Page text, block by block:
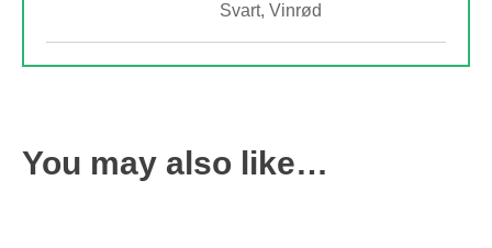
Svart, Vinrød
You may also like…